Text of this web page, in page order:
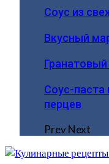
Соус из
Вкусный
Соус-паста
перцев
PrevNext